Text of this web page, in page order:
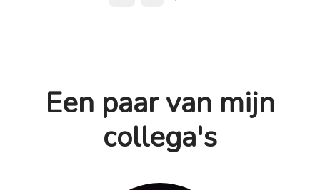
Een paar van mijn
collega's